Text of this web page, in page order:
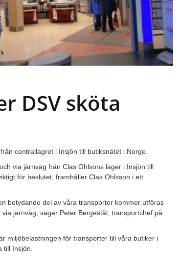
DSV sköta
centrallagret i Insjön till butiksnätet i Norge.
via järnväg från Clas Ohlsons lager i Insjön till
för beslutet, framhåller Clas Ohlsson i ett
betydande del av våra transporter kommer utföras
järnväg, säger Peter Bergestål, transportchef på
miljöbelastningen för transporter till våra butiker i
Insjön.